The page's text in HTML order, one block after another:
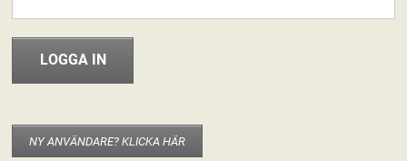
INFO & MATERIAL
Hej världen!
30 maj, 2013
riksforeningen
startsida för de grupper som berör kretsen/länsförbundet/nätverket. Det är
NY ANVÄNDARE? KLICKA HÄR